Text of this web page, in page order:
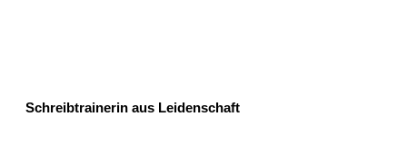
Schreibtrainerin aus Leidenschaft